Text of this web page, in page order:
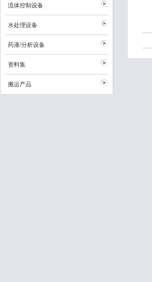
流体控制设备
水处理设备
药液/分析设备
资料集
搬运产品